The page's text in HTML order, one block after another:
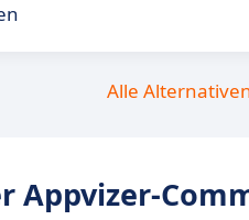
Alle
Appvizer-